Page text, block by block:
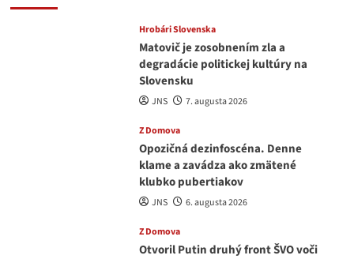
Hrobári Slovenska
Matovič je zosobnením zla a
degradácie politickej kultúry na
Slovensku
JNS 7. augusta 2026
Z Domova
Opozičná dezinfoscéna. Denne
klame a zavádza ako zmätené
klubko pubertiakov
JNS 6. augusta 2026
Z Domova
Otvoril Putin druhý front ŠVO voči